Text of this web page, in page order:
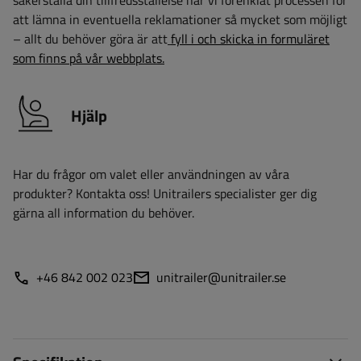
att lämna in eventuella reklamationer så mycket som möjligt
– allt du behöver göra är attfyll i och skicka in formuläret
som finns på vår webbplats.
Hjälp
Har du frågor om valet eller användningen av våra
produkter? Kontakta oss! Unitrailers specialister ger dig
gärna all information du behöver.
+46 842 002 023 unitrailer@unitrailer.se